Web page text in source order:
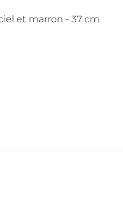
et marron - 37 cm